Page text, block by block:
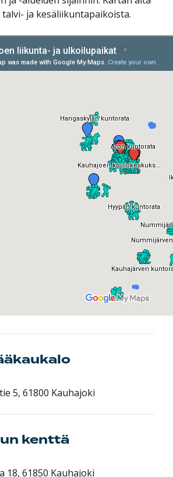
ja kesäliikuntapaikoista.
5, 61800 Kauhajoki
kenttä
18, 61850 Kauhajoki